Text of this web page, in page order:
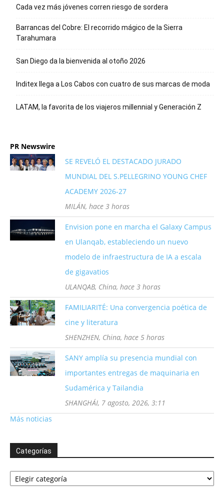
Cada vez más jóvenes corren riesgo de sordera
Barrancas del Cobre: El recorrido mágico de la Sierra
Tarahumara
San Diego da la bienvenida al otoño 2026
Inditex llega a Los Cabos con cuatro de sus marcas de moda
LATAM, la favorita de los viajeros millennial y Generación Z
PR Newswire
SE REVELÓ EL DESTACADO JURADO
MUNDIAL DEL S.PELLEGRINO YOUNG CHEF
ACADEMY 2026-27
MILÁN, hace 3 horas
Envision pone en marcha el Galaxy Campus
en Ulanqab, estableciendo un nuevo
modelo de infraestructura de IA a escala
de gigavatios
ULANQAB, China, hace 3 horas
FAMILIARITÉ: Una convergencia poética de
cine y literatura
SHENZHEN, China, hace 5 horas
SANY amplía su presencia mundial con
importantes entregas de maquinaria en
Sudamérica y Tailandia
SHANGHÁI, 7 agosto, 2026, 3:11
Más noticias
Categorías
Categorías